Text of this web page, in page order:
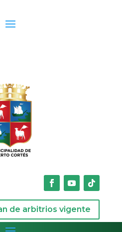
de arbitrios vigente